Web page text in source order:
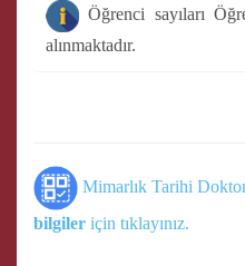
Öğrenci sayıları
alınmaktadır.
Mimarlık Tarihi
bilgiler için tıklayınız.